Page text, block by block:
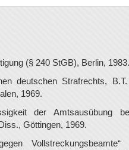
(§ 240 StGB), Berlin, 1983.
deutschen Strafrechts,
1969.
der Amtsausübung
Göttingen, 1969.
Vollstreckungsbeamte“